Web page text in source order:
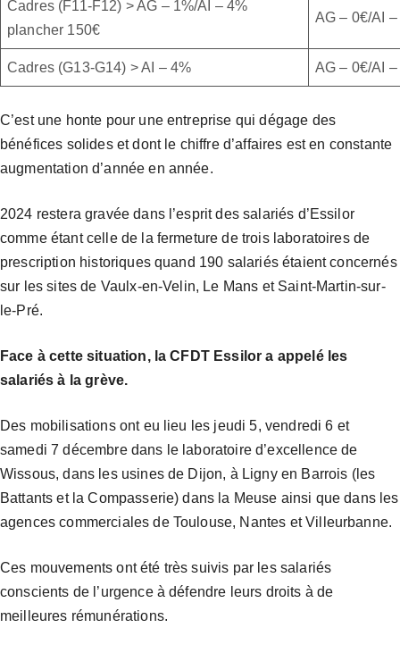
Cadres (F11-F12) > AG – 1%/AI – 4%
plancher 150€
AG – 0€/AI –
Cadres (G13-G14) > AI – 4% AG – 0€/AI –
C’est une honte pour une entreprise qui dégage des
bénéfices solides et dont le chiffre d’affaires est en constante
augmentation d’année en année.
2024 restera gravée dans l’esprit des salariés d’Essilor
comme étant celle de la fermeture de trois laboratoires de
prescription historiques quand 190 salariés étaient concernés
sur les sites de Vaulx-en-Velin, Le Mans et Saint-Martin-sur-
le-Pré.
Face à cette situation, la CFDT Essilor a appelé les
salariés à la grève.
Des mobilisations ont eu lieu les jeudi 5, vendredi 6 et
samedi 7 décembre dans le laboratoire d’excellence de
Wissous, dans les usines de Dijon, à Ligny en Barrois (les
Battants et la Compasserie) dans la Meuse ainsi que dans les
agences commerciales de Toulouse, Nantes et Villeurbanne.
Ces mouvements ont été très suivis par les salariés
conscients de l’urgence à défendre leurs droits à de
meilleures rémunérations.